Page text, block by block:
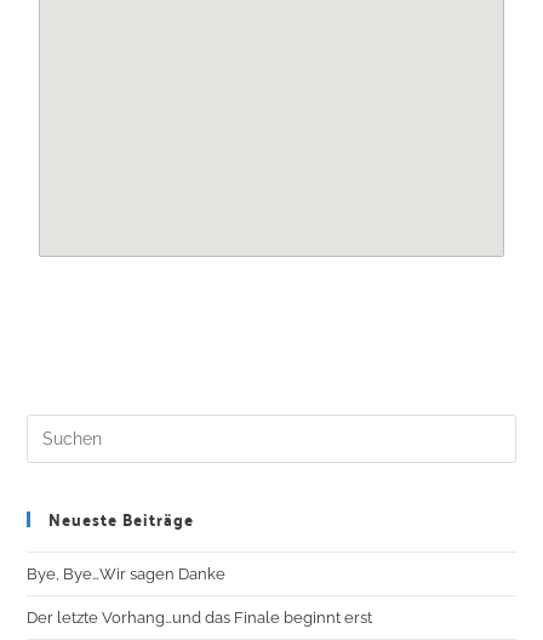
Neueste Beiträge
Bye, Bye…Wir sagen Danke
Der letzte Vorhang…und das Finale beginnt erst